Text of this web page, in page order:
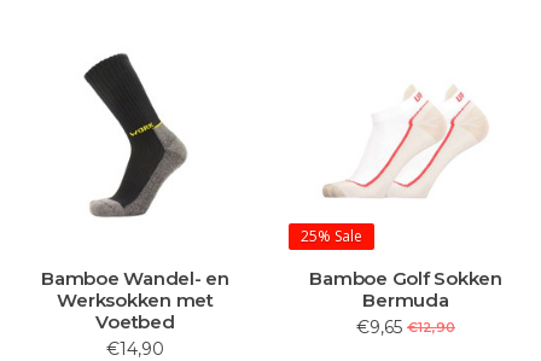
Bamboe Wandel- en
Werksokken met
Voetbed
€14,90
25% Sale
Bamboe Golf Sokken
Bermuda
€9,65 €12,90